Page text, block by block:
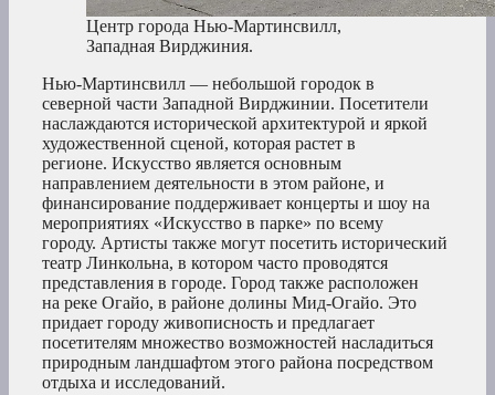
Центр города Нью-Мартинсвилл,
Западная Вирджиния.
Нью-Мартинсвилл — небольшой городок в
северной части Западной Вирджинии. Посетители
наслаждаются исторической архитектурой и яркой
художественной сценой, которая растет в
регионе. Искусство является основным
направлением деятельности в этом районе, и
финансирование поддерживает концерты и шоу на
мероприятиях «Искусство в парке» по всему
городу. Артисты также могут посетить исторический
театр Линкольна, в котором часто проводятся
представления в городе. Город также расположен
на реке Огайо, в районе долины Мид-Огайо. Это
придает городу живописность и предлагает
посетителям множество возможностей насладиться
природным ландшафтом этого района посредством
отдыха и исследований.